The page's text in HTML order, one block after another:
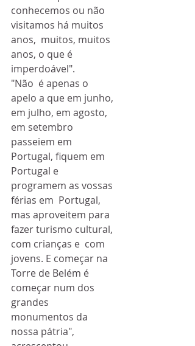
conhecemos ou não
visitamos há muitos
anos,  muitos, muitos
anos, o que é
imperdoável".
"Não  é apenas o
apelo a que em junho,
em julho, em agosto,
em setembro
passeiem em
Portugal, fiquem em
Portugal e
programem as vossas
férias em  Portugal,
mas aproveitem para
fazer turismo cultural,
com crianças e  com
jovens. E começar na
Torre de Belém é
começar num dos
grandes
monumentos da
nossa pátria",